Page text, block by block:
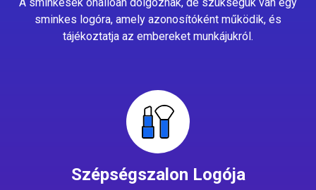
sminkes logóra, amely azonosítóként működik, és
tájékoztatja az embereket munkájukról.
Szépségszalon Logója